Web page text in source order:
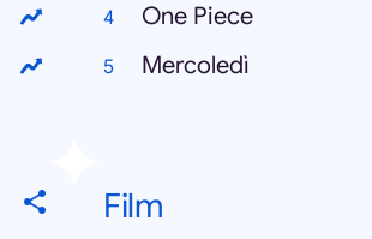
One Piece
Mercoledì
Film